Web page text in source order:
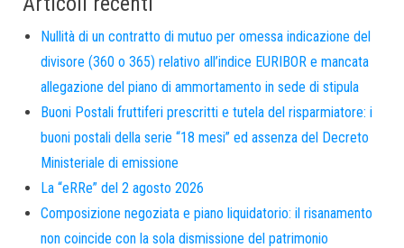
Nullità di un contratto di mutuo per omessa indicazione del
divisore (360 o 365) relativo all’indice EURIBOR e mancata
allegazione del piano di ammortamento in sede di stipula
Buoni Postali fruttiferi prescritti e tutela del risparmiatore: i
buoni postali della serie “18 mesi” ed assenza del Decreto
Ministeriale di emissione
La “eRRe” del 2 agosto 2026
Composizione negoziata e piano liquidatorio: il risanamento
non coincide con la sola dismissione del patrimonio